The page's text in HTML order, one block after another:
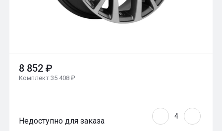
8 852 ₽
Комплект 35 408 ₽
Недоступно для заказа